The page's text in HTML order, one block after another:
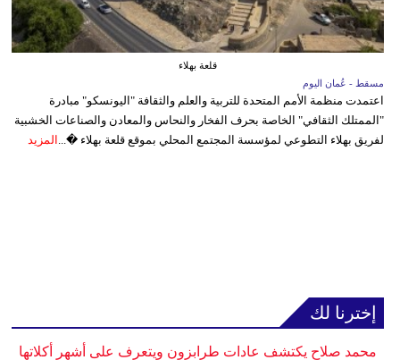
قلعة بهلاء
مسقط - عُمان اليوم
اعتمدت منظمة الأمم المتحدة للتربية والعلم والثقافة "اليونسكو" مبادرة
"الممتلك الثقافي" الخاصة بحرف الفخار والنحاس والمعادن والصناعات الخشبية
لفريق بهلاء التطوعي لمؤسسة المجتمع المحلي بموقع قلعة بهلاء �... المزيد
إخترنا لك
محمد صلاح يكتشف عادات طرابزون ويتعرف على أشهر أكلاتها